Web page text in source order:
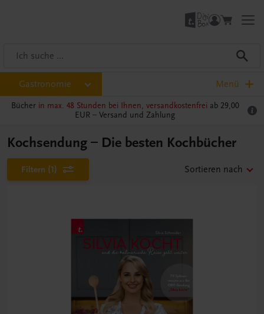
Gastronomie Menü
Bücher in max. 48 Stunden bei Ihnen, versandkostenfrei ab 29,00
EUR – Versand und Zahlung
Kochsendung – Die besten Kochbücher
Filtern (1) Sortieren nach